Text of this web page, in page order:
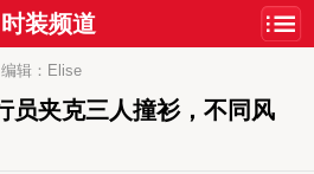
时装频道
编辑：Elise
员夹克三人撞衫，不同风